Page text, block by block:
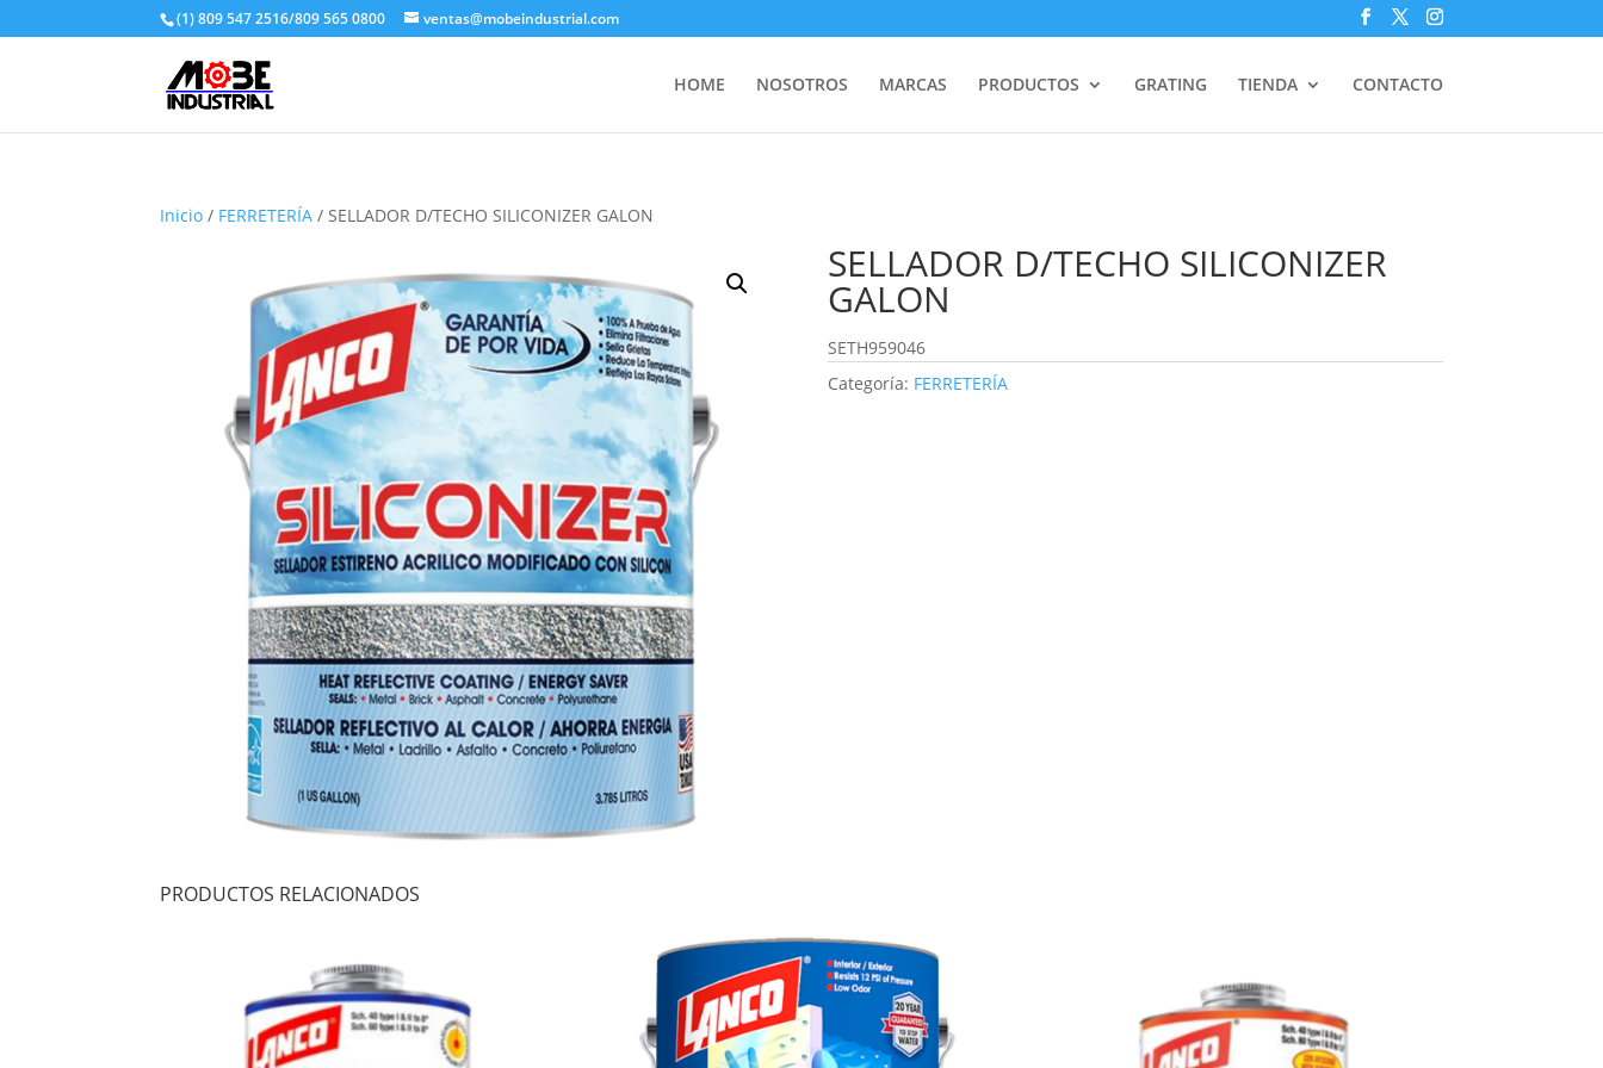
(1) 809 547 2516/809 565 0800 ventas@mobeindustrial.com
HOME NOSOTROS MARCAS PRODUCTOS GRATING TIENDA CONTACTO
Inicio / FERRETERÍA / SELLADOR D/TECHO SILICONIZER GALON
SELLADOR D/TECHO SILICONIZER
GALON
SETH959046
Categoría: FERRETERÍA
PRODUCTOS RELACIONADOS